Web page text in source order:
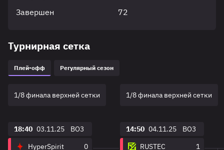
Завершен 72
Турнирная сетка
Плей-офф Регулярный сезон
1/8 финала верхней сетки
18:40 03.11.25
BO3
HyperSpirit
0
1/8 финала верхней сетки
14:50 04.11.25
BO3
RUSTEC
1